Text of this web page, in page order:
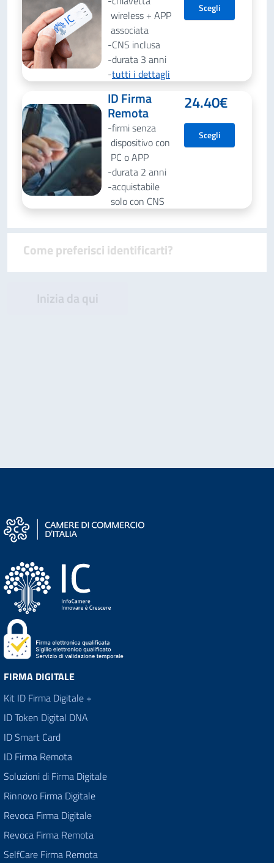
wireless + APP
associata
CNS inclusa
durata 3 anni
tutti i dettagli
Scegli
ID Firma
Remota
firmi senza
dispositivo con
PC o APP
durata 2 anni
acquistabile
solo con CNS
24.40€
Scegli
Come preferisci identificarti?
Inizia da qui
FIRMA DIGITALE
Kit ID Firma Digitale +
ID Token Digital DNA
ID Smart Card
ID Firma Remota
Soluzioni di Firma Digitale
Rinnovo Firma Digitale
Revoca Firma Digitale
Revoca Firma Remota
SelfCare Firma Remota